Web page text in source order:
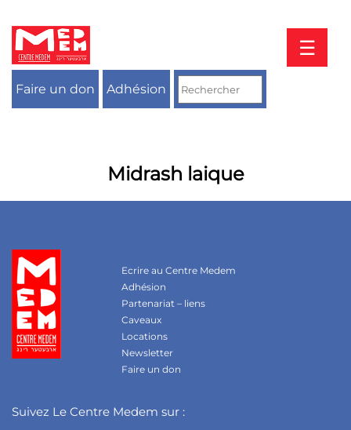
contenu
☰
Faire un don Adhésion
Midrash laique
Ecrire au Centre Medem
Adhésion
Partenariat – liens
Caveaux
Locations
Newsletter
Faire un don
Suivez Le Centre Medem sur :